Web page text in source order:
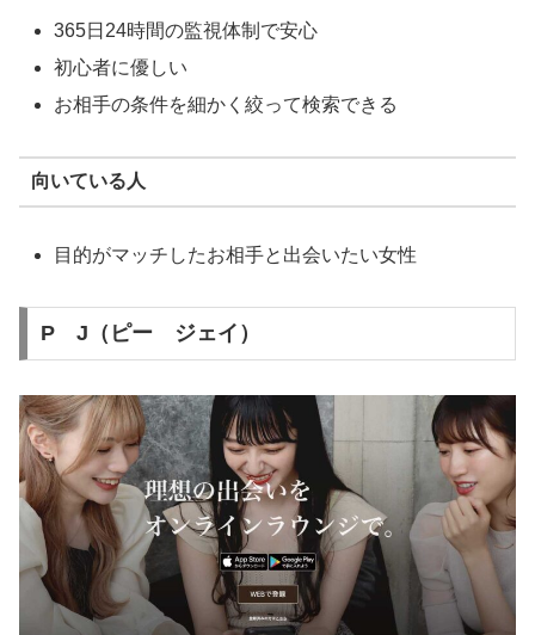
365日24時間の監視体制で安心
初心者に優しい
お相手の条件を細かく絞って検索できる
向いている人
目的がマッチしたお相手と出会いたい女性
P J（ピー ジェイ）